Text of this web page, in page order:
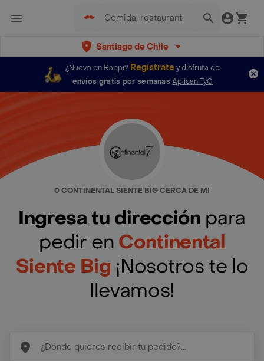
Santiago de Chile
¿Nuevo en Rappi? Regístratey disfruta de
envíos gratis por semanas Aplican TyC
0 CONTINENTAL SIENTE BIG CERCA DE MI
Ingresa tu dirección para
pedir en Continental
Siente Big ¡Nosotros te lo
llevamos!